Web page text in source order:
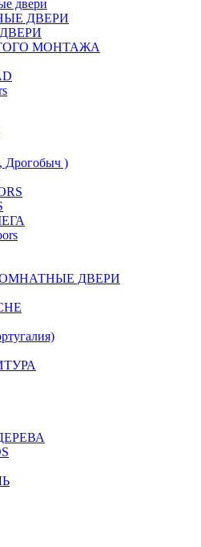
двери
ДВЕРИ
МОНТАЖА
Дрогобыч )
ДВЕРИ